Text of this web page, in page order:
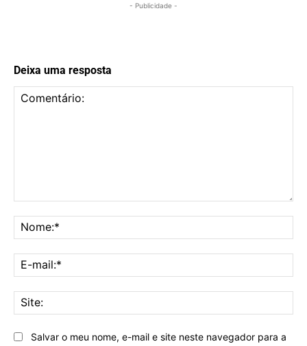
- Publicidade -
Deixa uma resposta
Salvar o meu nome, e-mail e site neste navegador para a